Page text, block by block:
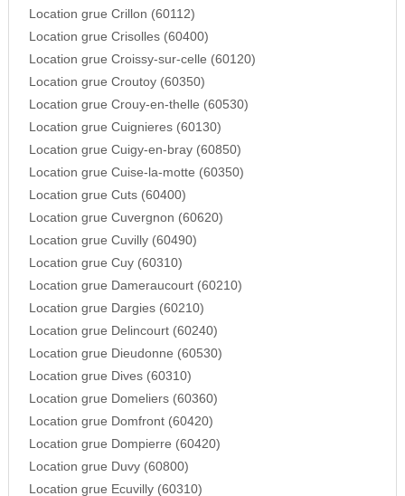
Location grue Crillon (60112)
Location grue Crisolles (60400)
Location grue Croissy-sur-celle (60120)
Location grue Croutoy (60350)
Location grue Crouy-en-thelle (60530)
Location grue Cuignieres (60130)
Location grue Cuigy-en-bray (60850)
Location grue Cuise-la-motte (60350)
Location grue Cuts (60400)
Location grue Cuvergnon (60620)
Location grue Cuvilly (60490)
Location grue Cuy (60310)
Location grue Dameraucourt (60210)
Location grue Dargies (60210)
Location grue Delincourt (60240)
Location grue Dieudonne (60530)
Location grue Dives (60310)
Location grue Domeliers (60360)
Location grue Domfront (60420)
Location grue Dompierre (60420)
Location grue Duvy (60800)
Location grue Ecuvilly (60310)